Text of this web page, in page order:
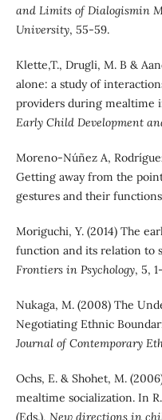
and Limits of Dialogismin
University, 55-59.
Klette,T., Drugli, M. B &
alone: a study of
providers during mealtime
Early Child Development
Moreno-Núñez A,
Getting away from the
gestures and their
Moriguchi, Y. (2014) The
function and its relation to
Frontiers in Psychology, 5,
Nukaga, M. (2008) The
Negotiating Ethnic
Journal of Contemporary
Ochs, E. & Shohet, M.
mealtime socialization. In
(Eds.), New directions in